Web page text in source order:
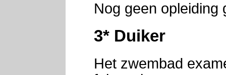
Nog geen opleiding
3* Duiker
Het zwembad